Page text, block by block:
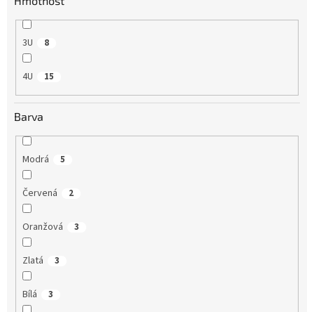
3U 8
4U 15
Barva
Modrá 5
Červená 2
Oranžová 3
Zlatá 3
Bílá 3